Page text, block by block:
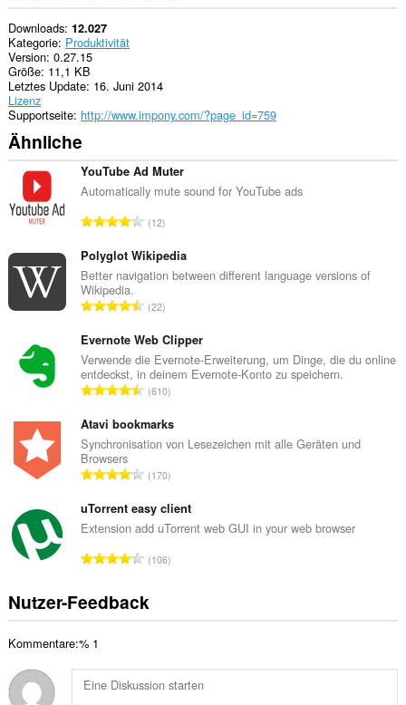
Downloads 12.027
Kategorie Produktivität
Version 0.27.15
Größe 11,1 KB
Letztes Update 16. Juni 2014
Lizenz
Supportseite http://www.impony.com/?page_id=759
Ähnliche
YouTube Ad Muter
Automatically mute sound for YouTube ads
G
s
a
t
B
e
w
e
r
t
n
e
n
12
Polyglot Wikipedia
Better navigation between different language versions of
Wikipedia.
G
s
a
m
t
B
e
w
e
r
t
n
e
n
22
Evernote Web Clipper
Verwende die Evernote-Erweiterung, um Dinge, die du online
entdeckst, in deinem Evernote-Konto zu speichern.
G
s
a
t
B
e
w
e
t
u
e
610
Atavi bookmarks
Synchronisation von Lesezeichen mit alle Geräten und
Browsers
G
s
a
t
B
e
r
t
170
uTorrent easy client
Extension add uTorrent web GUI in your web browser
G
s
a
e
B
106
Nutzer-Feedback
Kommentare:% 1